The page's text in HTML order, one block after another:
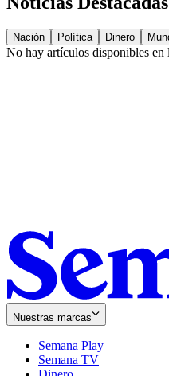
Nación Política Dinero
No hay artículos disponibles en
Nuestras marcas
Semana Play
Semana TV